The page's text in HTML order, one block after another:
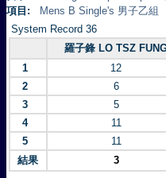
項目:
Mens B Single's 男子乙組
System Record 36
羅子鋒 LO TSZ
1
12
2
6
3
5
4
11
5
11
結果
3